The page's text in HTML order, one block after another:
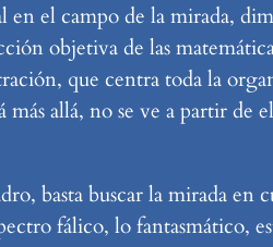
el campo de la mirada,
objetiva de las
que centra toda la
allá, no se ve a partir de
basta buscar la mirada en
fálico, lo fantasmático,